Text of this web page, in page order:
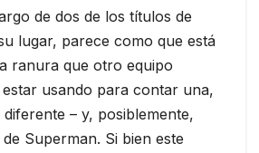
de dos de los títulos de
lugar, parece como que está
ranura que otro equipo
usando para contar una,
– y, posiblemente,
Superman. Si bien este